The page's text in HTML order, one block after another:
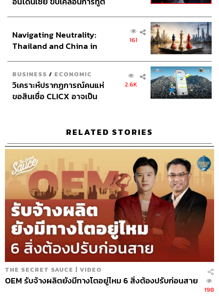
TAGS: Podcast นครินทร์
The Standard Podcast
The Secret Sauce
50
ABOUT THE HOST
นครินทร์ วนกิจไพบูลย์
บรรณาธิการบริหาร สำนักข่าว THE
STANDARD วิทยากรด้านสื่อและการทำคอน
เทนต์ออนไลน์
อินโดนีเซีย
Navigating Neutrality:
Thailand and China in
161
BUSINESS / ECONOMIC
วิเคราะห์ปรากฏการณ์คนแห่
ขอสินเชื่อ CLICX อาจเป็น
2.6K
RELATED STORIES
THE SECRET SAUCE | VIDEO
OEM รับจ้างผลิตยังมีทางโตอยู่ไหม 6 สิ่งต้องปรับก่อนสาย
198